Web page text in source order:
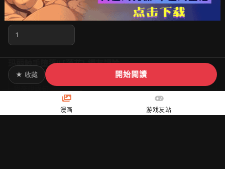
1
玛丽触手堕落II [落花] 網友評論
★ 收藏 開始閲讀
漫画 游戏友站